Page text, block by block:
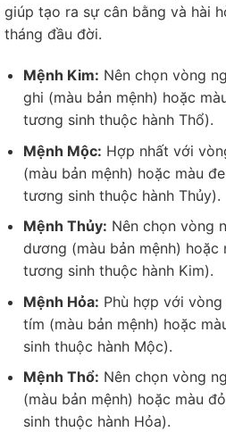
giúp tạo ra sự cân bằng và hài
tháng đầu đời.
Mệnh Kim: Nên chọn vòng
ghi (màu bản mệnh) hoặc
tương sinh thuộc hành Thổ).
Mệnh Mộc: Hợp nhất với
(màu bản mệnh) hoặc màu
tương sinh thuộc hành Thủy).
Mệnh Thủy: Nên chọn vòng
dương (màu bản mệnh) hoặc
tương sinh thuộc hành Kim).
Mệnh Hỏa: Phù hợp với
tím (màu bản mệnh) hoặc
sinh thuộc hành Mộc).
Mệnh Thổ: Nên chọn vòng
(màu bản mệnh) hoặc màu
sinh thuộc hành Hỏa).